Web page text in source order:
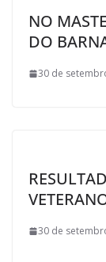
NO
DO
30 de
30 de